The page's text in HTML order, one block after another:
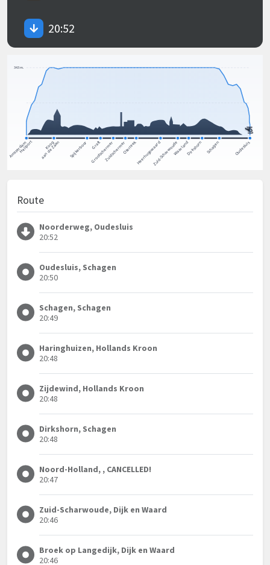
20:52
Route
Noorderweg, Oudesluis
20:52
Oudesluis, Schagen
20:50
Schagen, Schagen
20:49
Haringhuizen, Hollands Kroon
20:48
Zijdewind, Hollands Kroon
20:48
Dirkshorn, Schagen
20:48
Noord-Holland, , CANCELLED!
20:47
Zuid-Scharwoude, Dijk en Waard
20:46
Broek op Langedijk, Dijk en Waard
20:46